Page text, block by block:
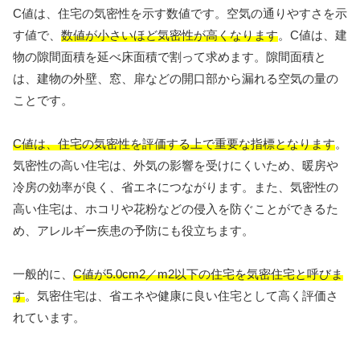
C値は、住宅の気密性を示す数値です。空気の通りやすさを示
す値で、 数値が小さいほど気密性が高くなります。C値は、建
物の隙間面積を延べ床面積で割って求めます。隙間面積と
は、建物の外壁、窓、扉などの開口部から漏れる空気の量の
ことです。
C値は、住宅の気密性を評価する上で重要な指標となります。
気密性の高い住宅は、外気の影響を受けにくいため、暖房や
冷房の効率が良く、省エネにつながります。また、気密性の
高い住宅は、ホコリや花粉などの侵入を防ぐことができるた
め、アレルギー疾患の予防にも役立ちます。
一般的に、 C値が5.0cm2／m2以下の住宅を気密住宅と呼びま
す。気密住宅は、省エネや健康に良い住宅として高く評価さ
れています。